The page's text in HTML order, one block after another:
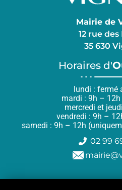
Mairie de
12 rue des
35 630
Horaires d'
lundi : fermé
mardi : 9h –
mercredi et
vendredi : 9h –
samedi : 9h – 12h
02 99